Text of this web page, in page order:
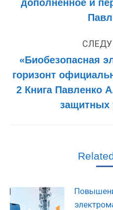
дополненное и
«Биобезопасная
горизонт
2 Книга Павленко
защитных